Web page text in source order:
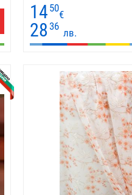
14 50
€
28 36
лв.